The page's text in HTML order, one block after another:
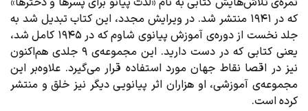
که در ۱۹۴۱ منتشر شد. در ویرایش مجدد، این کتاب تبدیل شد به
جلد نخست از دوره‌ی آموزش پیانوی شاوم که در ۱۹۴۵ کامل شد،
یعنی کتابی که در دست دارید. این مجموعه‌ی ۹ جلدی هم‌اکنون
نیز در اقصا نقاط جهان مورد استفاده قرار می‌گیرد. علاوه‌بر این
مجموعه‌ی آموزشی، او هزاران اثر پیانویی دیگر نیز خلق و منتشر
کرده است.